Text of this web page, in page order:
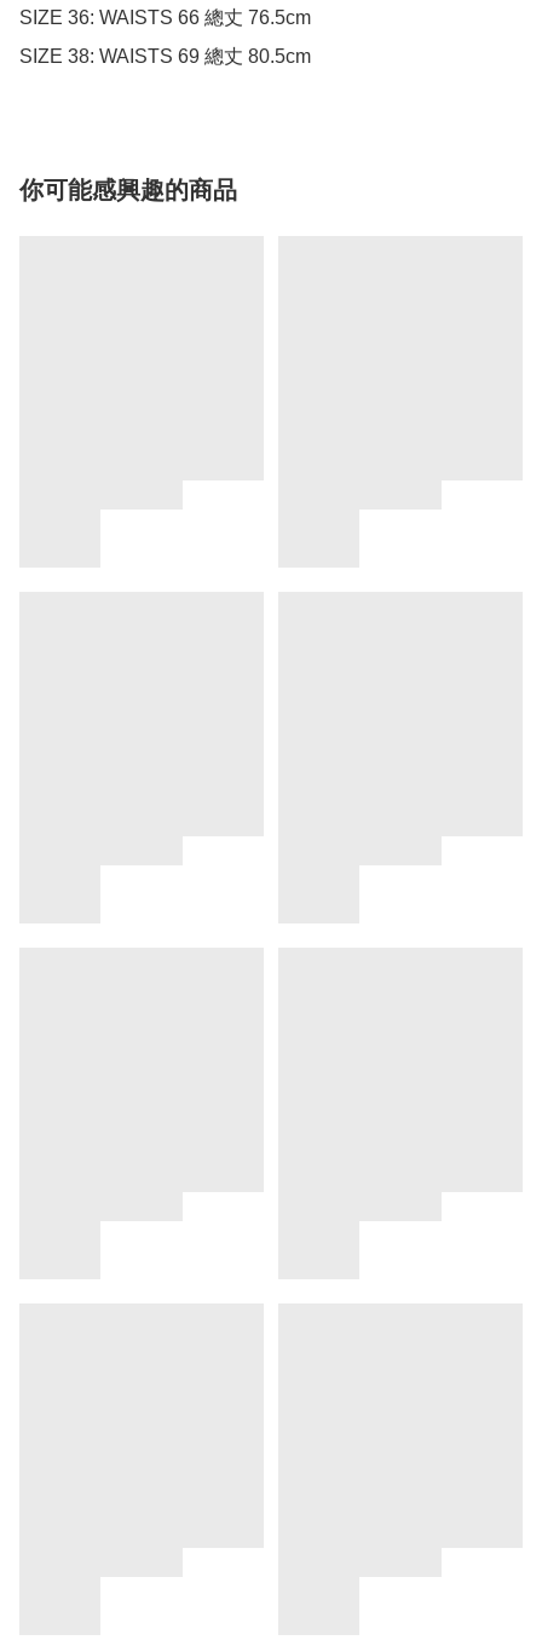
SIZE 36: WAISTS 66 總丈 76.5cm
SIZE 38: WAISTS 69 總丈 80.5cm
你可能感興趣的商品